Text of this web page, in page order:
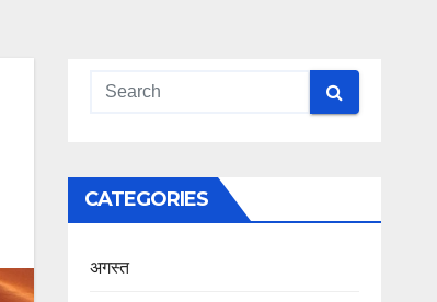
CATEGORIES
अगस्त